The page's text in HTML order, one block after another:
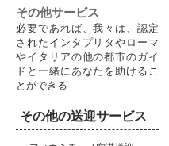
その他サービス
必要であれば、我々は、認定
されたインタプリタやローマ
やイタリアの他の都市のガイ
ドと一緒にあなたを助けるこ
とができる
その他の送迎サービス